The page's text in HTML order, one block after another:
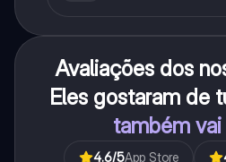
Avaliações dos
Eles gostaram de
também
4.6/5App Store